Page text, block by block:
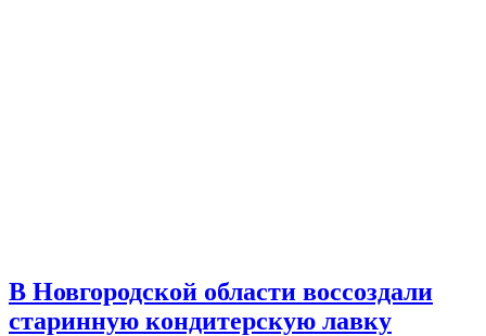
В Новгородской области воссоздали
старинную кондитерскую лавку